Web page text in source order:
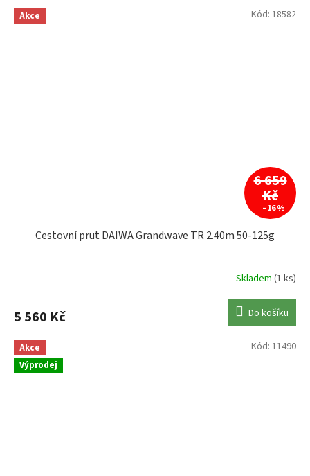
Akce
6 659
Kč
–16 %
Cestovní prut DAIWA Grandwave TR 2.40m 50-125g
Skladem (1 ks)
5 560 Kč Do košíku
Kód: 18582
Akce
Výprodej
Kód: 11490